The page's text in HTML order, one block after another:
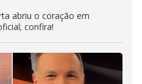
abriu o coração em
confira!